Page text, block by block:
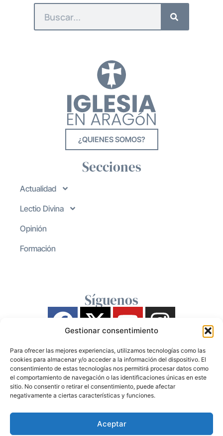
Gestionar consentimiento
Para ofrecer las mejores experiencias, utilizamos tecnologías como las
cookies para almacenar y/o acceder a la información del dispositivo. El
consentimiento de estas tecnologías nos permitirá procesar datos como
el comportamiento de navegación o las identificaciones únicas en este
sitio. No consentir o retirar el consentimiento, puede afectar
negativamente a ciertas características y funciones.
Aceptar
¿QUIENES SOMOS?
Secciones
Actualidad
Lectio Divina
Opinión
Formación
Síguenos